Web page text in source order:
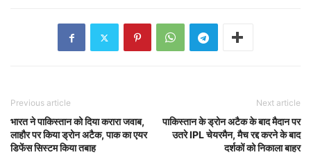
Previous article
भारत ने पाकिस्तान को दिया करारा जवाब,
लाहौर पर किया ड्रोन अटैक, पाक का एयर
डिफेंस सिस्टम किया तबाह
Next article
पाकिस्तान के ड्रोन अटैक के बाद मैदान पर
उतरे IPL चेयरमैन, मैच रद्द करने के बाद
दर्शकों को निकाला बाहर